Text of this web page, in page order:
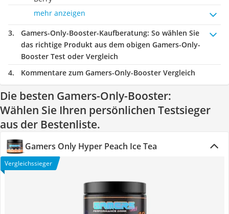
mehr anzeigen
Gamers-Only-Booster-Kaufberatung: So wählen Sie
das richtige Produkt aus dem obigen Gamers-Only-
Booster Test oder Vergleich
Kommentare zum Gamers-Only-Booster Vergleich
Die besten Gamers-Only-Booster:
Wählen Sie Ihren persönlichen Testsieger
aus der Bestenliste.
‎Gamers Only Hyper Peach Ice Tea
Vergleichssieger